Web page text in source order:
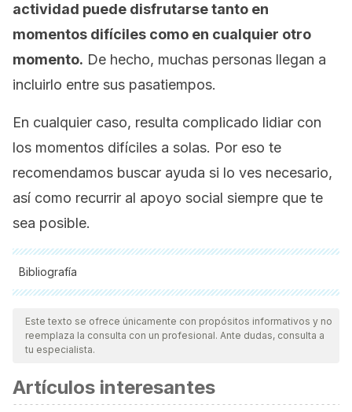
actividad puede disfrutarse tanto en
momentos difíciles como en cualquier otro
momento. De hecho, muchas personas llegan a
incluirlo entre sus pasatiempos.
En cualquier caso, resulta complicado lidiar con
los momentos difíciles a solas. Por eso te
recomendamos buscar ayuda si lo ves necesario,
así como recurrir al apoyo social siempre que te
sea posible.
Bibliografía
Todas las fuentes citadas fueron revisadas a profundidad por
nuestro equipo, para asegurar su calidad, confiabilidad,
vigencia y validez.La bibliografía de este artículo fue
científica.
Rinpoche, A., & Zangmo, A. C. (2013).The Tibetan yoga of
Este texto se ofrece únicamente con propósitos informativos y no
reemplaza la consulta con un profesional. Ante dudas, consulta a
tu especialista.
Artículos interesantes